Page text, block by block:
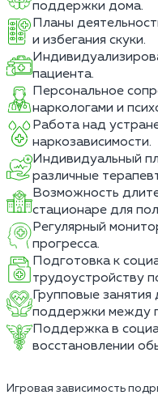
поддержки дома.
Планы
и избегания скуки.
пациента.
Персональное
наркологами и
Работа над
наркозависимости.
Индивидуальный
различные
Возможность
стационаре для
Регулярный
прогресса.
Подготовка к
трудоустройству
Групповые
поддержки между
Поддержка в
восстановлении
Игровая зависимость